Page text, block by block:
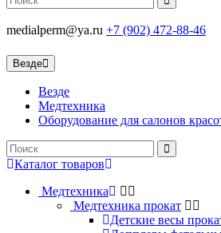
medialperm@ya.ru +7 (902) 472-88-46
Везде
Везде
Медтехника
Оборудование для салонов
Каталог товаров
Медтехника
Медтехника прокат
Детские весы